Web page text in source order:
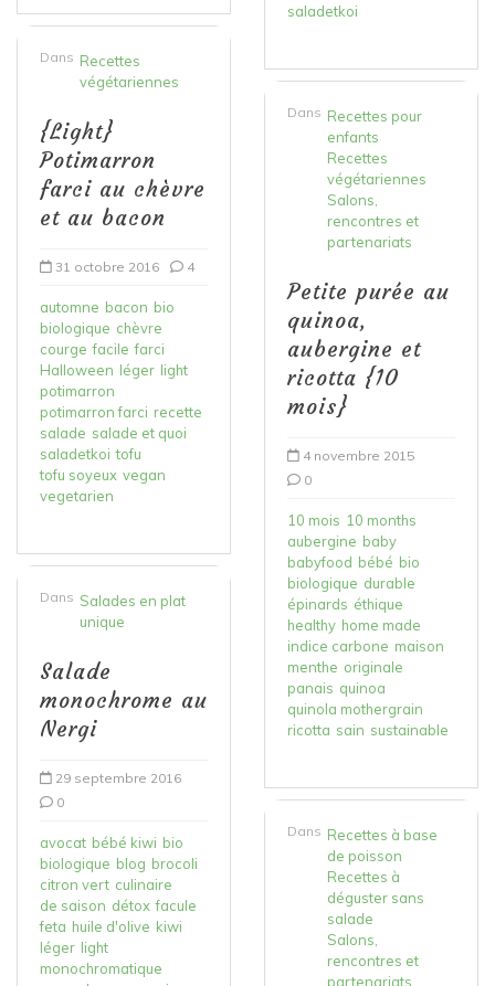
Dans Recettes
végétariennes
{Light}
Potimarron
farci au chèvre
et au bacon
31 octobre 2016 4
automne bacon bio
biologique chèvre
courge facile farci
Halloween léger light
potimarron
potimarron farci recette
salade salade et quoi
saladetkoi tofu
tofu soyeux vegan
vegetarien
Dans Salades en plat
unique
Salade
monochrome au
Nergi
29 septembre 2016
0
avocat bébé kiwi bio
biologique blog brocoli
citron vert culinaire
de saison détox facule
feta huile d'olive kiwi
léger light
monochromatique
saladetkoi
Dans Recettes pour
enfants
Recettes
végétariennes
Salons,
rencontres et
partenariats
Petite purée au
quinoa,
aubergine et
ricotta {10
mois}
4 novembre 2015
0
10 mois 10 months
aubergine baby
babyfood bébé bio
biologique durable
épinards éthique
healthy home made
indice carbone maison
menthe originale
panais quinoa
quinola mothergrain
ricotta sain sustainable
Dans Recettes à base
de poisson
Recettes à
déguster sans
salade
Salons,
rencontres et
partenariats